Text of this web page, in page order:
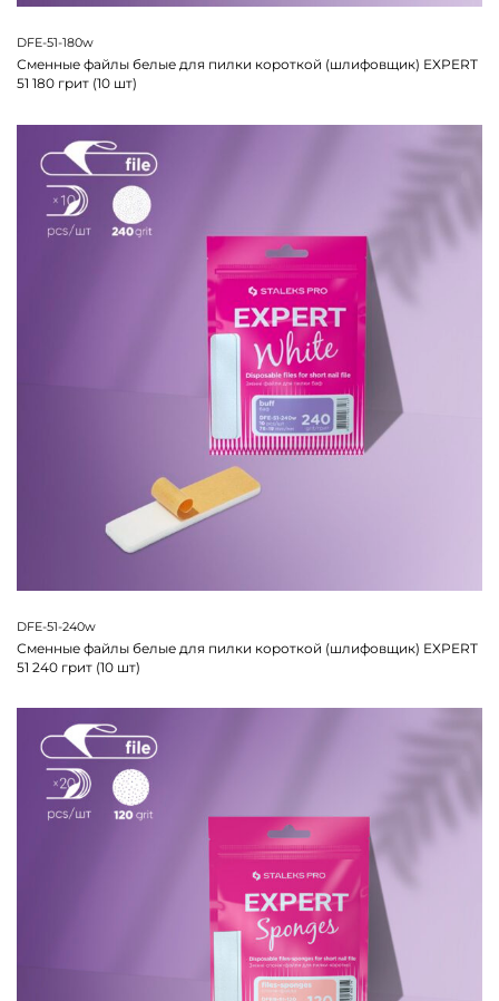
DFE-51-180w
Сменные файлы белые для пилки короткой (шлифовщик) EXPERT
51 180 грит (10 шт)
DFE-51-240w
Сменные файлы белые для пилки короткой (шлифовщик) EXPERT
51 240 грит (10 шт)